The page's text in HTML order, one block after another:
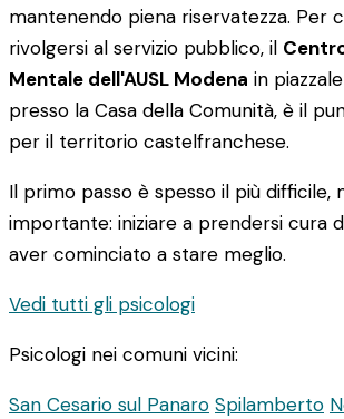
mantenendo piena riservatezza. Per
rivolgersi al servizio pubblico, il
Mentale dell'AUSL Modena in
presso la Casa della Comunità, è il
per il territorio castelfranchese.
Il primo passo è spesso il più difficile,
importante: iniziare a prendersi cura
aver cominciato a stare meglio.
Vedi tutti gli psicologi
Psicologi nei comuni vicini:
San Cesario sul Panaro Spilamberto